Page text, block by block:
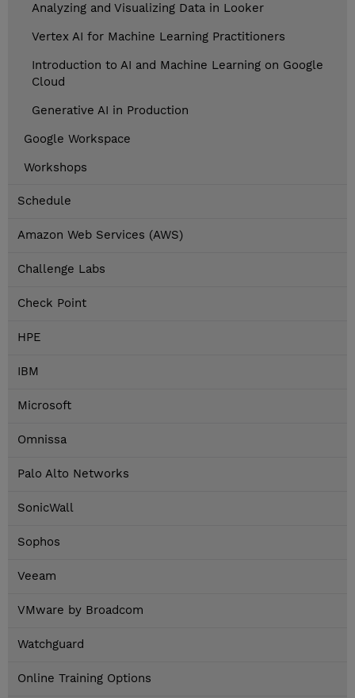
Analyzing and Visualizing Data in Looker
Vertex AI for Machine Learning Practitioners
Introduction to AI and Machine Learning on Google
Cloud
Generative AI in Production
Google Workspace
Workshops
Schedule
Amazon Web Services (AWS)
Challenge Labs
Check Point
HPE
IBM
Microsoft
Omnissa
Palo Alto Networks
SonicWall
Sophos
Veeam
VMware by Broadcom
Watchguard
Online Training Options